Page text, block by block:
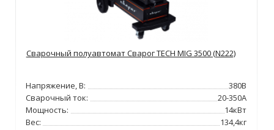
Сварочный полуавтомат Сварог TECH MIG 3500 (N222)
Напряжение, В:
380В
Сварочный ток:
20-350А
Мощность:
14кВт
Вес:
134,4кг